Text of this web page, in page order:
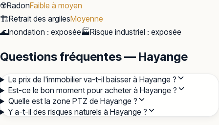
☢️RadonFaible à moyen
🏗️Retrait des argilesMoyenne
🌊Inondation : exposée🏭Risque industriel : exposée
Questions fréquentes — Hayange
Le prix de l'immobilier va-t-il baisser à Hayange ?
Est-ce le bon moment pour acheter à Hayange ?
Quelle est la zone PTZ de Hayange ?
Y a-t-il des risques naturels à Hayange ?